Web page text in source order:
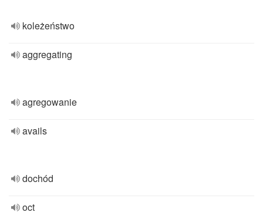
koleżeństwo
aggregating
agregowanie
avails
dochód
oct